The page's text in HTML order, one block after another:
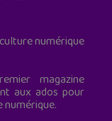
numérique
magazine
aux ados pour
numérique.